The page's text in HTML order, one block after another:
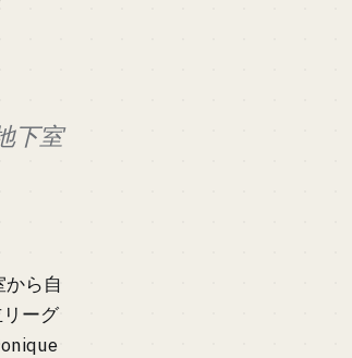
下室
ら自
ーグ